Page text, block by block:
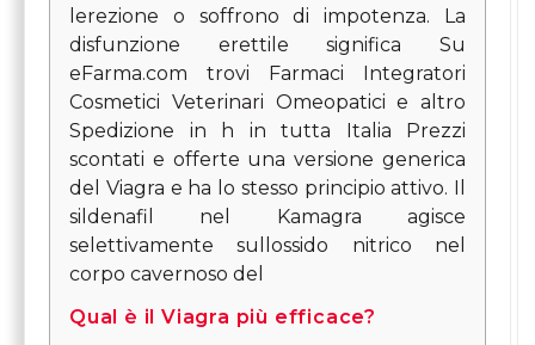
lerezione o soffrono di impotenza. La
disfunzione erettile significa Su
eFarma.com trovi Farmaci Integratori
Cosmetici Veterinari Omeopatici e altro
Spedizione in h in tutta Italia Prezzi
scontati e offerte una versione generica
del Viagra e ha lo stesso principio attivo. Il
sildenafil nel Kamagra agisce
selettivamente sullossido nitrico nel
corpo cavernoso del
Qual è il Viagra più efficace?